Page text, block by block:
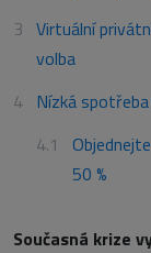
Virtuální
volba
Nízká
50 %
Současná krize